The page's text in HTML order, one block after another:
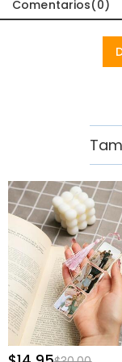
sueños, planes o
viene como hacia
Ella levanta la tapa
imaginando las
Ideal Para
Graduados:un
capítulo después de
Mejores Amigos:un
sueños y metas.
Compañeros de
promoción para un
Hijas:un regalo de
personalizado
Comentarios(0)